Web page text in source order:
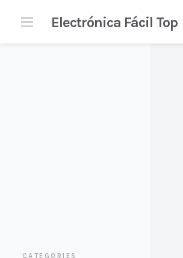
Electrónica Fácil Top
CATEGORIES